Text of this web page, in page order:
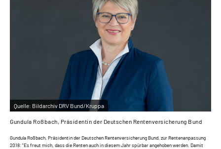
Quelle: Bildarchiv DRV Bund/Kruppa
Gundula Roßbach, Präsidentin der Deutschen Rentenversicherung Bund
Gundula Roßbach, Präsidentin der Deutschen Rentenversicherung Bund, zur Rentenanpassung
2018: "Es freut mich, dass die Renten auch in diesem Jahr spürbar angehoben werden. Damit